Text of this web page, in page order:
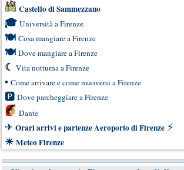
Castello di Sammezzano
🎓 Università a Firenze
🍽 Cosa mangiare a Firenze
🍽 Dove mangiare a Firenze
☾ Vita notturna a Firenze
• Come arrivare e come muoversi a Firenze
🅿 Dove parcheggiare a Firenze
Dante
✈ Orari arrivi e partenze Aeroporto di Firenze ⚡
☀ Meteo Firenze